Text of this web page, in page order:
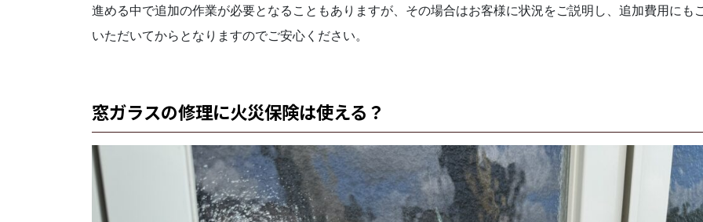
進める中で追加の作業が必要となることもありますが、その場合はお客様に状況をご説明し、追加費用にも
いただいてからとなりますのでご安心ください。
窓ガラスの修理に火災保険は使える？